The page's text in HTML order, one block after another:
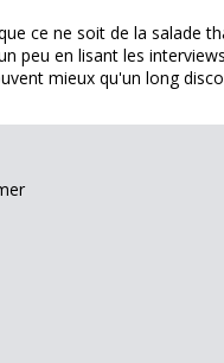
ce ne soit de la salade
peu en lisant les
mieux qu'un long